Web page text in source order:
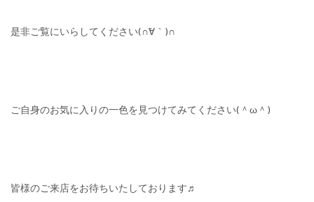
是非ご覧にいらしてください(∩´∀｀)∩
ご自身のお気に入りの一色を見つけてみてください(＾ω＾)
皆様のご来店をお待ちいたしております♬